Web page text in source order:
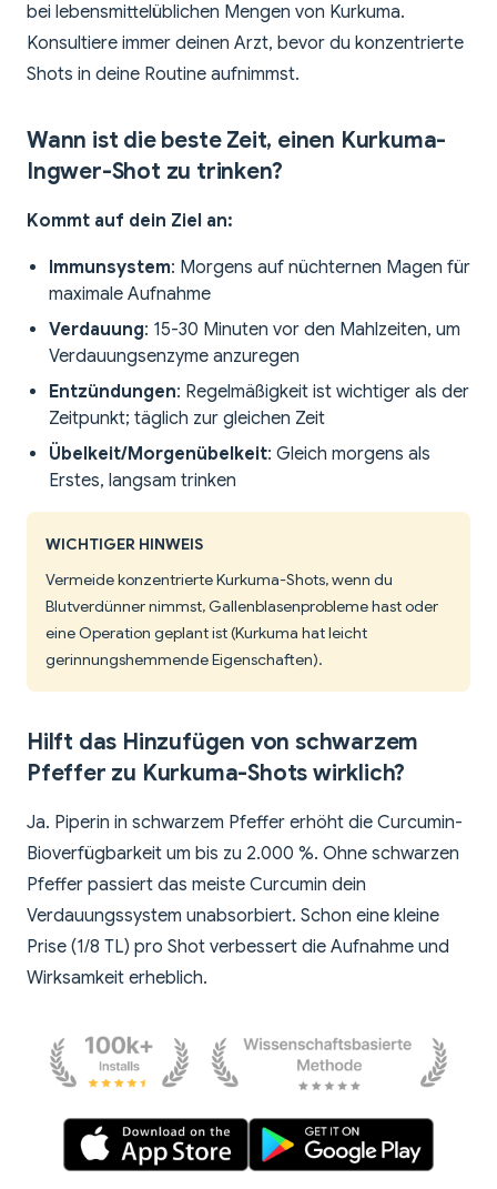
bei lebensmittelüblichen Mengen von Kurkuma.
Konsultiere immer deinen Arzt, bevor du konzentrierte
Shots in deine Routine aufnimmst.
Wann ist die beste Zeit, einen Kurkuma-
Ingwer-Shot zu trinken?
Kommt auf dein Ziel an:
Immunsystem: Morgens auf nüchternen Magen für
maximale Aufnahme
Verdauung: 15-30 Minuten vor den Mahlzeiten, um
Verdauungsenzyme anzuregen
Entzündungen: Regelmäßigkeit ist wichtiger als der
Zeitpunkt; täglich zur gleichen Zeit
Übelkeit/Morgenübelkeit: Gleich morgens als
Erstes, langsam trinken
WICHTIGER HINWEIS
Vermeide konzentrierte Kurkuma-Shots, wenn du
Blutverdünner nimmst, Gallenblasenprobleme hast oder
eine Operation geplant ist (Kurkuma hat leicht
gerinnungshemmende Eigenschaften).
Hilft das Hinzufügen von schwarzem
Pfeffer zu Kurkuma-Shots wirklich?
Ja. Piperin in schwarzem Pfeffer erhöht die Curcumin-
Bioverfügbarkeit um bis zu 2.000 %. Ohne schwarzen
Pfeffer passiert das meiste Curcumin dein
Verdauungssystem unabsorbiert. Schon eine kleine
Prise (1/8 TL) pro Shot verbessert die Aufnahme und
Wirksamkeit erheblich.